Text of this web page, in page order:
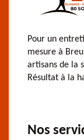
Pour un
mesure à
artisans de la
Résultat à la
Nos